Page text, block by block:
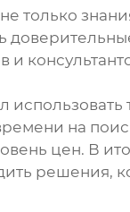
только
на
цен. В
решения,